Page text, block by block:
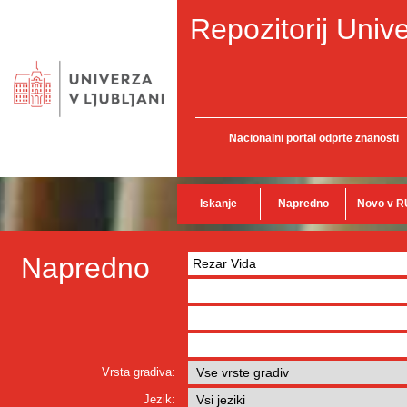
Repozitorij
Nacionalni portal odprte znanosti
Iskanje Napredno Novo v
Napredno
Vrsta gradiva:
Jezik: